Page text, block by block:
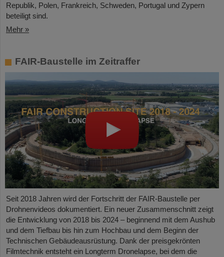
Republik, Polen, Frankreich, Schweden, Portugal und Zypern
beteiligt sind.
Mehr »
FAIR-Baustelle im Zeitraffer
Seit 2018 Jahren wird der Fortschritt der FAIR-Baustelle per
Drohnenvideos dokumentiert. Ein neuer Zusammenschnitt zeigt
die Entwicklung von 2018 bis 2024 – beginnend mit dem Aushub
und dem Tiefbau bis hin zum Hochbau und dem Beginn der
Technischen Gebäudeausrüstung. Dank der preisgekrönten
Filmtechnik entsteht ein Longterm Dronelapse, bei dem die